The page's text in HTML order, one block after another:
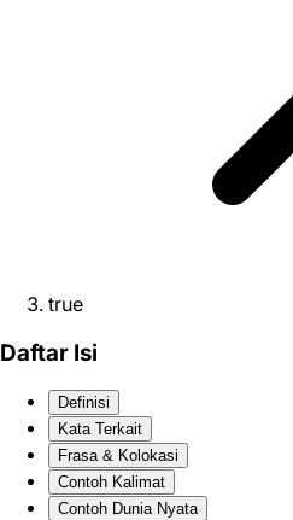
true
Daftar Isi
Definisi
Kata Terkait
Frasa & Kolokasi
Contoh Kalimat
Contoh Dunia Nyata